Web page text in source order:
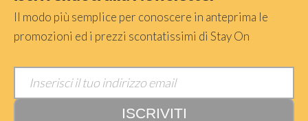
Il modo più semplice per conoscere in anteprima le
promozioni ed i prezzi scontatissimi di Stay On